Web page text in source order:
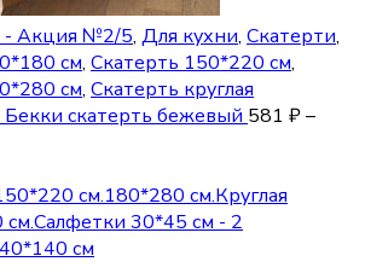
- Акция №2/5, Для кухни, Скатерти,
см, Скатерть 150*220 см,
см, Скатерть круглая
Бекки скатерть бежевый 581 ₽–
см.180*280 см.Круглая
Салфетки 30*45 см - 2
см